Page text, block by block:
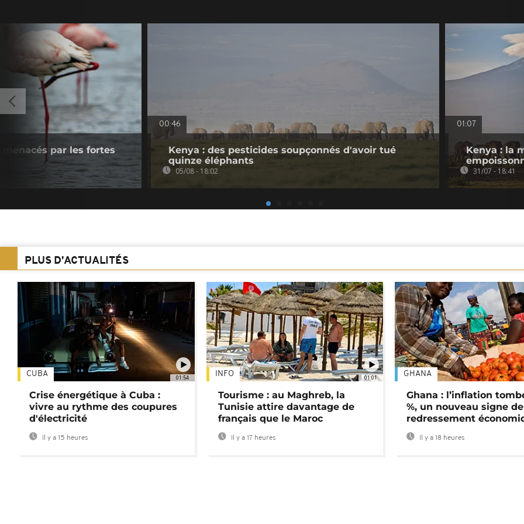
par les fortes
00:46
Kenya : des pesticides soupçonnés d'avoir tué
quinze éléphants
05/08 - 18:02
01:07
Kenya : la
31/07 - 18:41
PLUS D'ACTUALITÉS
01:54
CUBA
Crise énergétique à Cuba :
vivre au rythme des coupures
d'électricité
Il y a 15 heures
01:01
INFO
Tourisme : au Maghreb, la
Tunisie attire davantage de
français que le Maroc
Il y a 17 heures
GHANA
Ghana : l’inflation
%, un nouveau signe de
redressement
Il y a 18 heures